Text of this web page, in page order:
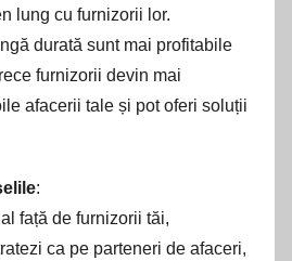
lung cu furnizorii lor.
durată sunt mai profitabile
furnizorii devin mai
afacerii tale și pot oferi soluții
:
față de furnizorii tăi,
ca pe parteneri de afaceri,